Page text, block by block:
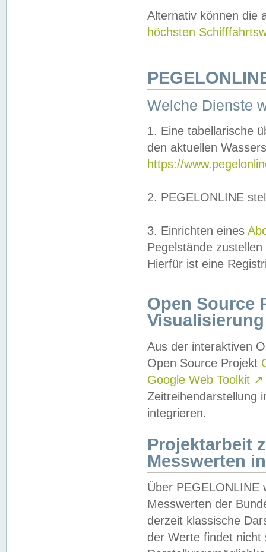
Alternativ können die
höchsten
Welche Dienste
1. Eine tabellarische
den aktuellen
https://
2. PEGELONLINE
3. Einrichten eines
Pegelstände
Hierfür ist eine
Open Source
Visualisierung
Aus der interaktiven
Open Source Projekt
Google Web Toolkit ↗
Zeitreihendarstellung
integrieren.
Projektarbeit
Messwerten
Über PEGELONLINE
Messwerten der
derzeit klassische
der Werte findet